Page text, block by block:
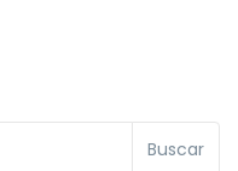
Buscar